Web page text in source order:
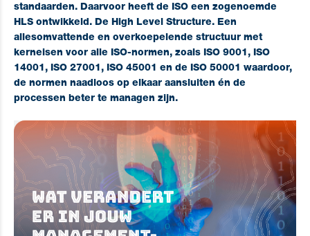
standaarden. Daarvoor heeft de ISO een zogenoemde
HLS ontwikkeld. De High Level Structure. Een
allesomvattende en overkoepelende structuur met
kerneisen voor alle ISO-normen, zoals ISO 9001 , ISO
14001 , ISO 27001, ISO 45001 en de ISO 50001 waardoor,
de normen naadloos op elkaar aansluiten én de
processen beter te managen zijn.